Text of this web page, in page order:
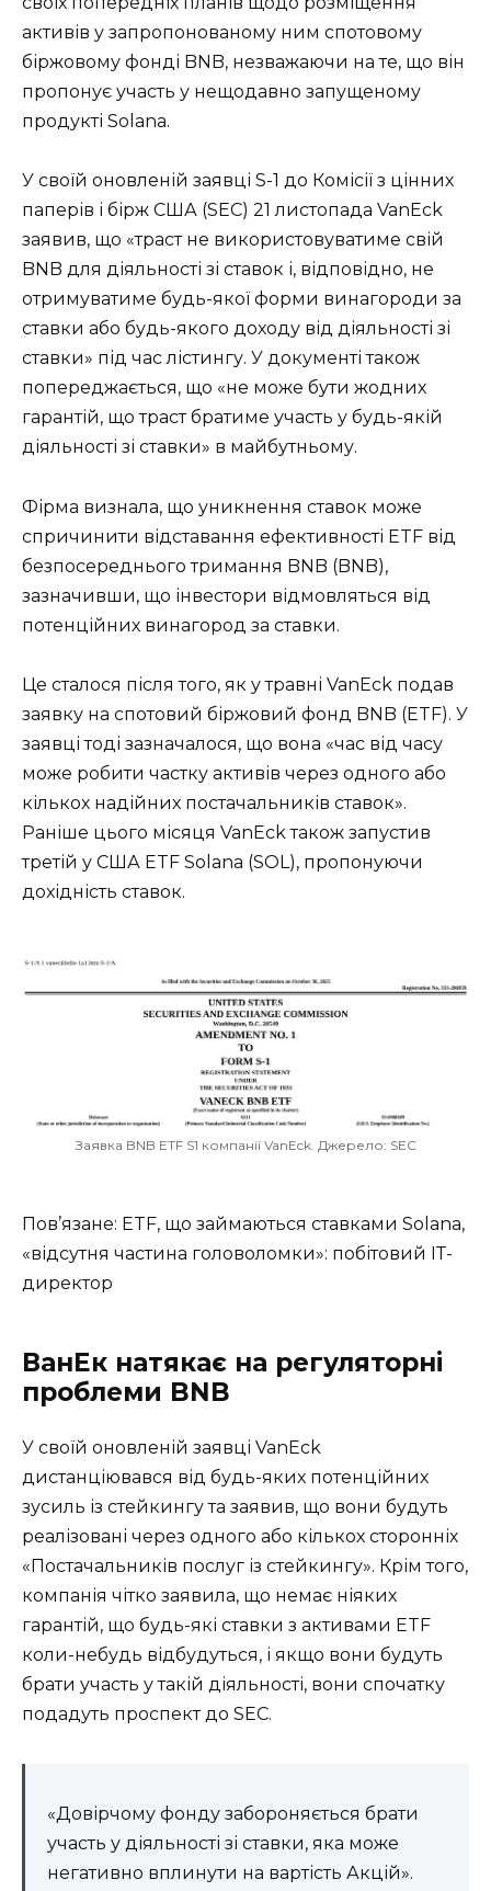
активів у запропонованому ним спотовому
біржовому фонді BNB, незважаючи на те, що він
пропонує участь у нещодавно запущеному
продукті Solana.
У своїй оновленій заявці S-1 до Комісії з цінних
паперів і бірж США (SEC) 21 листопада VanEck
заявив, що «траст не використовуватиме свій
BNB для діяльності зі ставок і, відповідно, не
отримуватиме будь-якої форми винагороди за
ставки або будь-якого доходу від діяльності зі
ставки» під час лістингу. У документі також
попереджається, що «не може бути жодних
гарантій, що траст братиме участь у будь-якій
діяльності зі ставки» в майбутньому.
Фірма визнала, що уникнення ставок може
спричинити відставання ефективності ETF від
безпосереднього тримання BNB (BNB),
зазначивши, що інвестори відмовляться від
потенційних винагород за ставки.
Це сталося після того, як у травні VanEck подав
заявку на спотовий біржовий фонд BNB (ETF). У
заявці тоді зазначалося, що вона «час від часу
може робити частку активів через одного або
кількох надійних постачальників ставок».
Раніше цього місяця VanEck також запустив
третій у США ETF Solana (SOL), пропонуючи
дохідність ставок.
Заявка BNB ETF S1 компанії VanEck. Джерело: SEC
Пов’язане: ETF, що займаються ставками Solana,
«відсутня частина головоломки»: побітовий ІТ-
директор
ВанЕк натякає на регуляторні
проблеми BNB
У своїй оновленій заявці VanEck
дистанціювався від будь-яких потенційних
зусиль із стейкингу та заявив, що вони будуть
реалізовані через одного або кількох сторонніх
«Постачальників послуг із стейкингу». Крім того,
компанія чітко заявила, що немає ніяких
гарантій, що будь-які ставки з активами ETF
коли-небудь відбудуться, і якщо вони будуть
брати участь у такій діяльності, вони спочатку
подадуть проспект до SEC.
«Довірчому фонду забороняється брати
участь у діяльності зі ставки, яка може
негативно вплинути на вартість Акцій».